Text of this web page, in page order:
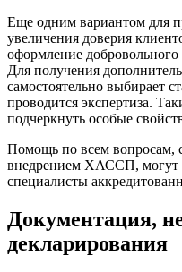
Еще одним вариантом для
увеличения доверия
оформление
Для получения
самостоятельно выбирает
проводится экспертиза.
подчеркнуть особые
Помощь по всем вопросам,
внедрением ХАССП, могут
специалисты
Документация,
декларирования